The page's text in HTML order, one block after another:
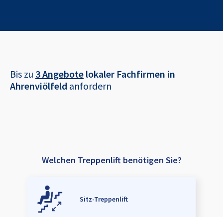
Bis zu 3 Angebote lokaler Fachfirmen in
Ahrenviölfeld anfordern
Welchen Treppenlift benötigen Sie?
Sitz-Treppenlift